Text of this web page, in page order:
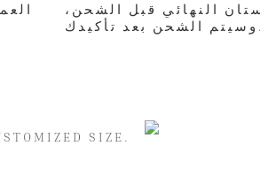
النهائي قبل الشحن،
وسيتم الشحن بعد تأكيدك.
SIZE.